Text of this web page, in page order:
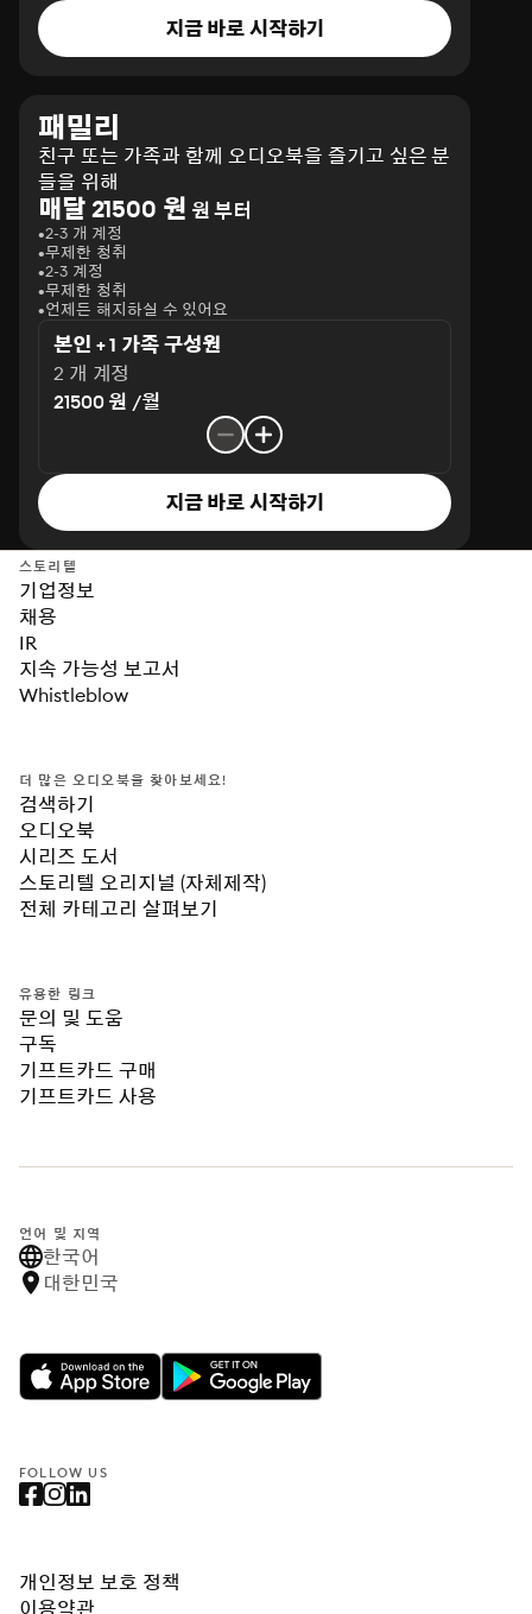
지금 바로 시작하기
패밀리
친구 또는 가족과 함께 오디오북을 즐기고 싶은 분
들을 위해
매달 21500 원 원 부터
2-3 개 계정
무제한 청취
2-3 계정
무제한 청취
언제든 해지하실 수 있어요
본인 + 1 가족 구성원
2 개 계정
21500 원 /월
지금 바로 시작하기
스토리텔
기업정보
채용
IR
지속 가능성 보고서
Whistleblow
더 많은 오디오북을 찾아보세요!
검색하기
오디오북
시리즈 도서
스토리텔 오리지널 (자체제작)
전체 카테고리 살펴보기
유용한 링크
문의 및 도움
구독
기프트카드 구매
기프트카드 사용
언어 및 지역
한국어
대한민국
FOLLOW US
개인정보 보호 정책
이용약관